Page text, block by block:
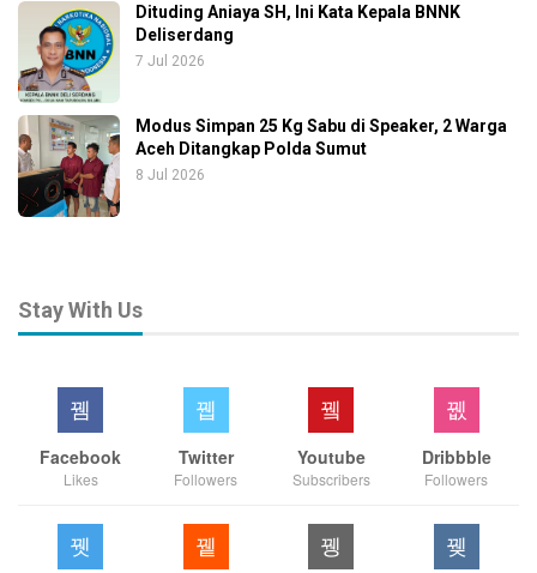
Dituding Aniaya SH, Ini Kata Kepala BNNK
Deliserdang
7 Jul 2026
Modus Simpan 25 Kg Sabu di Speaker, 2 Warga
Aceh Ditangkap Polda Sumut
8 Jul 2026
Stay With Us
Facebook
Likes
Twitter
Followers
Youtube
Subscribers
Dribbble
Followers